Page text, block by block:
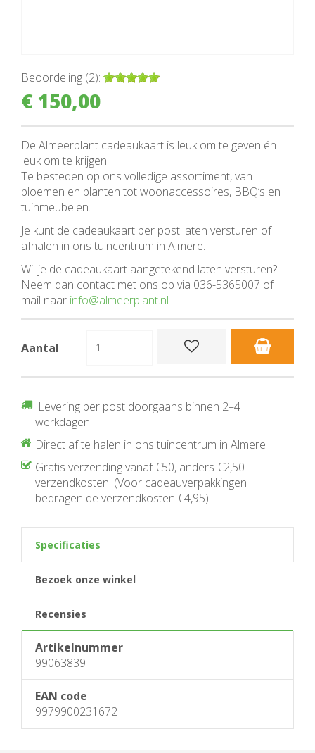
Beoordeling (2):
€ 150,00
De Almeerplant cadeaukaart is leuk om te geven én
leuk om te krijgen.
Te besteden op ons volledige assortiment, van
bloemen en planten tot woonaccessoires, BBQ’s en
tuinmeubelen.
Je kunt de cadeaukaart per post laten versturen of
afhalen in ons tuincentrum in Almere.
Wil je de cadeaukaart aangetekend laten versturen?
Neem dan contact met ons op via 036-5365007 of
mail naar info@almeerplant.nl
Aantal
Levering per post doorgaans binnen 2–4
werkdagen.
Direct af te halen in ons tuincentrum in Almere
Gratis verzending vanaf €50, anders €2,50
verzendkosten. (Voor cadeauverpakkingen
bedragen de verzendkosten €4,95)
Specificaties
Bezoek onze winkel
Recensies
Artikelnummer
99063839
EAN code
9979900231672